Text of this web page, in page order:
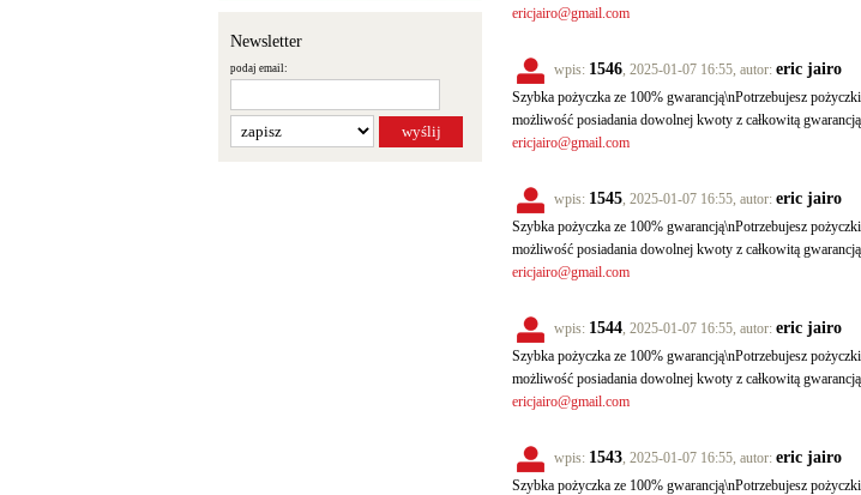
Newsletter
podaj email:
ericjairo@gmail.com
wpis: 1546, 2025-01-07 16:55, autor: eric jairo
Szybka pożyczka ze 100% gwarancją\nPotrzebujesz
możliwość posiadania dowolnej kwoty z całkowitą
ericjairo@gmail.com
wpis: 1545, 2025-01-07 16:55, autor: eric jairo
Szybka pożyczka ze 100% gwarancją\nPotrzebujesz
możliwość posiadania dowolnej kwoty z całkowitą
ericjairo@gmail.com
wpis: 1544, 2025-01-07 16:55, autor: eric jairo
Szybka pożyczka ze 100% gwarancją\nPotrzebujesz
możliwość posiadania dowolnej kwoty z całkowitą
ericjairo@gmail.com
wpis: 1543, 2025-01-07 16:55, autor: eric jairo
Szybka pożyczka ze 100% gwarancją\nPotrzebujesz